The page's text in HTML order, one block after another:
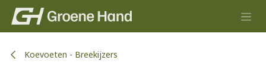
Overslaan naar inhoud
Koevoeten - Breekijzers